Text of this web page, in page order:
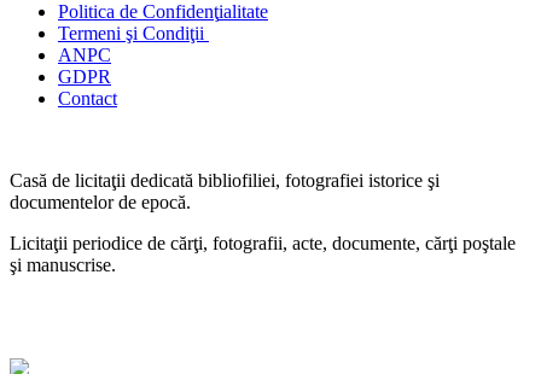
Politica de Confidenţialitate
Termeni şi Condiţii
ANPC
GDPR
Contact
Casă de licitaţii dedicată bibliofiliei, fotografiei istorice şi
documentelor de epocă.
Licitaţii periodice de cărţi, fotografii, acte, documente, cărţi poştale
şi manuscrise.